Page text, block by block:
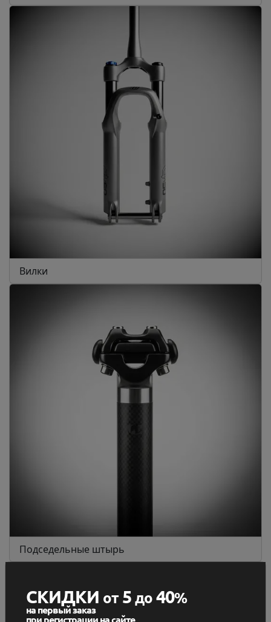
Вилки
Подседельные штырь
СКИДКИ от5до40%
на первый заказ
при регистрации на сайте